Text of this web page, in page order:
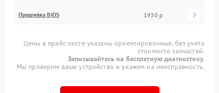
Прошивка BIOS 1930 р
Цены в прайс-листе указаны ориентировочные, без учета
стоимости запчастей.
Записывайтесь на бесплатную диагностику.
Мы проверим ваше устройство и укажем на неисправность.